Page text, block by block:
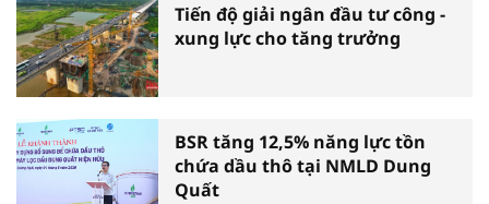
Tiến độ giải ngân đầu tư công -
xung lực cho tăng trưởng
BSR tăng 12,5% năng lực tồn
chứa dầu thô tại NMLD Dung
Quất